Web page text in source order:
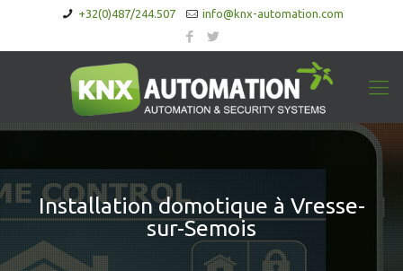
+32(0)487/244.507 info@knx-automation.com
Installation domotique à Vresse-
sur-Semois